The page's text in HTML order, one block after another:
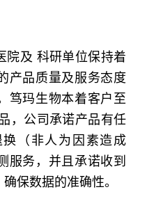
院及 科研单位保持着
产品质量及服务态度
笃玛生物本着客户至
，公司承诺产品有任
（非人为因素造成
服务，并且承诺收到
保数据的准确性。